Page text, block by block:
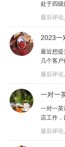
处于四级
最后评论
2023一
最近想提
几个客
最后评论
一对一
一对一英
店工作
最后评论